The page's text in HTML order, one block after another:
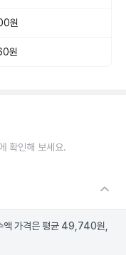
원
원
확인해 보세요.
액 가격은 평균 49,740원,